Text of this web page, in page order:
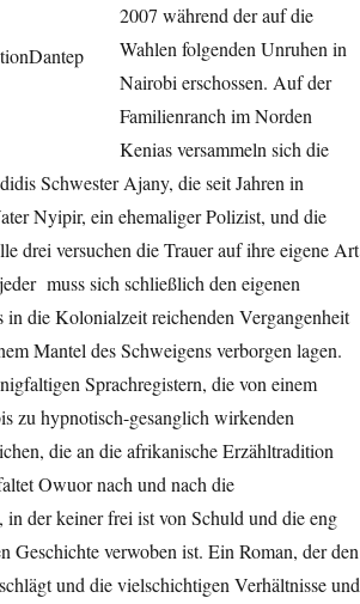
2007 während der auf die
Wahlen folgenden Unruhen in
Nairobi erschossen. Auf der
Familienranch im Norden
Kenias versammeln sich die
Schwester Ajany, die seit Jahren in
Nyipir, ein ehemaliger Polizist, und die
drei versuchen die Trauer auf ihre eigene Art
muss sich schließlich den eigenen
in die Kolonialzeit reichenden Vergangenheit
Mantel des Schweigens verborgen lagen.
Sprachregistern, die von einem
zu hypnotisch-gesanglich wirkenden
die an die afrikanische Erzähltradition
Owuor nach und nach die
in der keiner frei ist von Schuld und die eng
Geschichte verwoben ist. Ein Roman, der den
und die vielschichtigen Verhältnisse und